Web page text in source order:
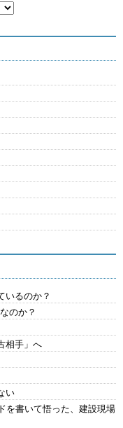
いるのか？
のか？
相手」へ
い
を書いて悟った、建設現場